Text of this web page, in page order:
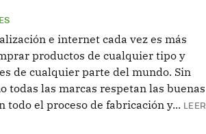
e internet cada vez es más
productos de cualquier tipo y
de cualquier parte del mundo. Sin
todas las marcas respetan las buenas
todo el proceso de fabricación y... LEER